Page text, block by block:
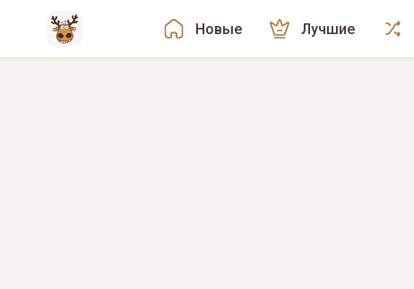
Новые Лучшие